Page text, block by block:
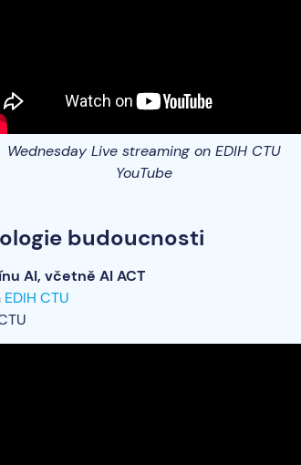
Wednesday Live streaming on EDIH CTU
YouTube
budoucnosti
AI, včetně AI ACT
EDIH CTU